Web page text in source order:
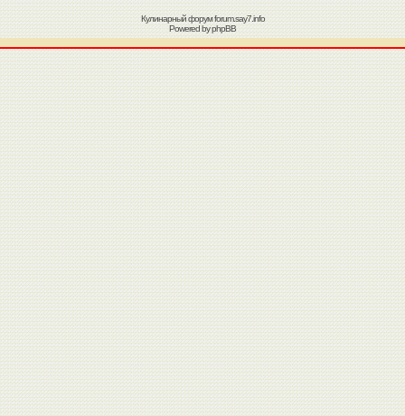
Кулинарный форумforum.say7.info
Powered byphpBB